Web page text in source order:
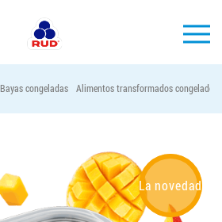
Horeca
Bayas congeladas Alimentos transformados congelados
La novedad